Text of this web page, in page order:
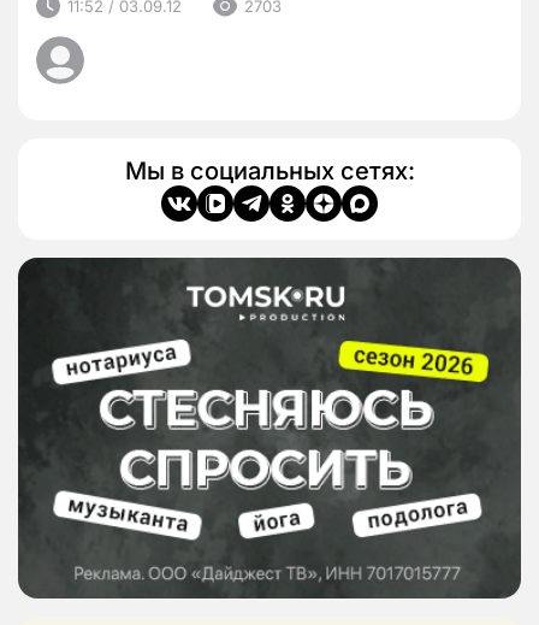
11:52 / 03.09.12 2703
Мы в социальных сетях: